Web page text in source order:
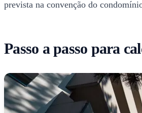
prevista na convenção do
Passo a passo para